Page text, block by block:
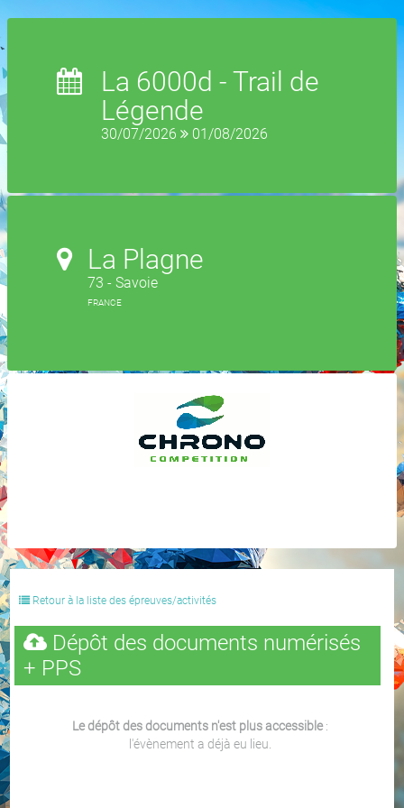
La 6000d - Trail de
Légende
30/07/2026 01/08/2026
La Plagne
73 - Savoie
FRANCE
Retour à la liste des épreuves/activités
Dépôt des documents numérisés
+ PPS
Le dépôt des documents n'est plus accessible:
l'évènement a déjà eu lieu.